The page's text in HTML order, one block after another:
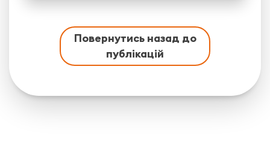
Повернутись назад до
публікацій